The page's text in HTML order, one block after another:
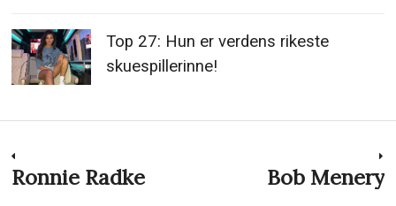
Top 27: Hun er verdens rikeste
skuespillerinne!
Innleggsnavigasjon
Previous
Ronnie Radke Bob Menery